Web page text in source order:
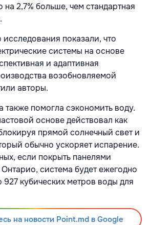
2,7% больше, чем стандартная
исследования показали, что
системы на основе
и адаптивная
возобновляемой
авторы.
также помогла сэкономить воду.
основе действовал как
прямой солнечный свет и
обычно ускоряет испарение.
если покрыть панелями
система будет ежегодно
кубических метров воды для
на новости Point.md в Google